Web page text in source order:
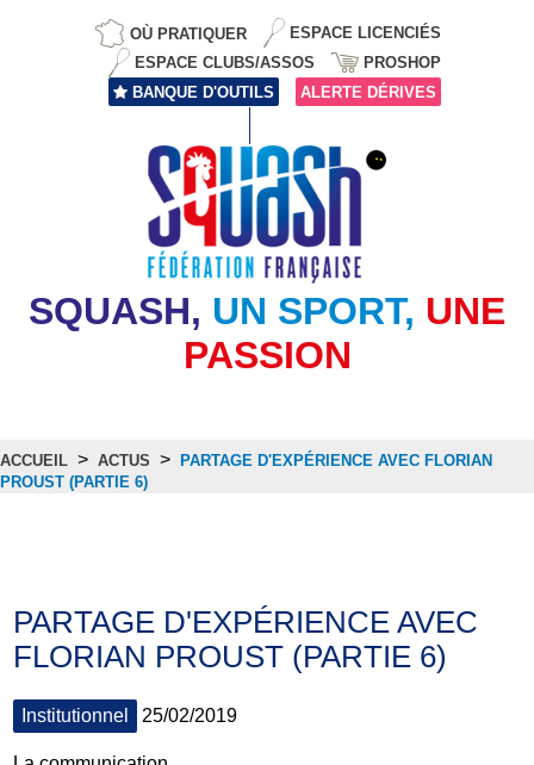
OÙ PRATIQUER
ESPACE LICENCIÉS
ESPACE CLUBS/ASSOS
PROSHOP
BANQUE D'OUTILS
ALERTE DÉRIVES
SQUASH, UN SPORT, UNE
PASSION
ACCUEIL > ACTUS > PARTAGE D'EXPÉRIENCE AVEC FLORIAN
PROUST (PARTIE 6)
PARTAGE D'EXPÉRIENCE AVEC
FLORIAN PROUST (PARTIE 6)
Institutionnel 25/02/2019